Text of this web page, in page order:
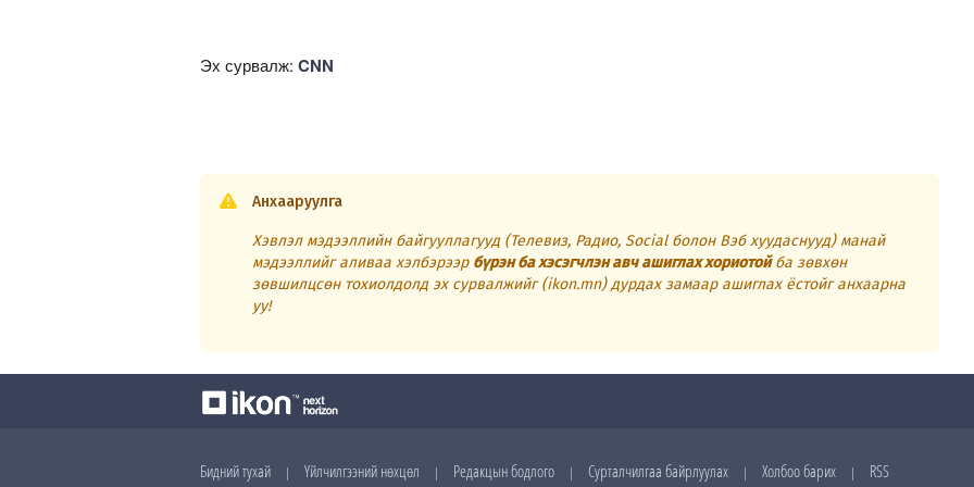
Эх сурвалж: CNN
Анхааруулга
Хэвлэл мэдээллийн байгууллагууд (Телевиз, Радио, Social болон Вэб хуудаснууд) манай
мэдээллийг аливаа хэлбэрээр бүрэн ба хэсэгчлэн авч ашиглах хориотойба зөвхөн
зөвшилцсөн тохиолдолд эх сурвалжийг (ikon.mn) дурдах замаар ашиглах ёстойг анхаарна
уу!
Бидний тухай | Үйлчилгээний нөхцөл | Редакцын бодлого | Сурталчилгаа байрлуулах | Холбоо барих | RSS